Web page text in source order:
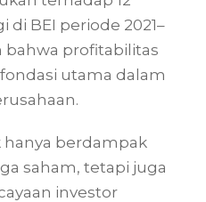
BEI periode 2021–
bahwa profitabilitas
utama dalam
hanya berdampak
saham, tetapi juga
investor